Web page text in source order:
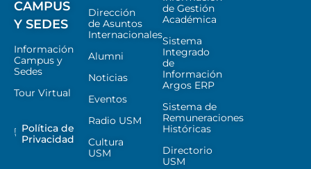
CAMPUS
Y SEDES
Información
Campus y
Sedes
Tour Virtual
Política de
Privacidad
Dirección
de Asuntos
Internacionales
Alumni
Noticias
Eventos
Radio USM
Cultura
USM
de Gestión
Académica
Sistema
Integrado
de
Información
Argos ERP
Sistema de
Remuneraciones
Históricas
Directorio
USM